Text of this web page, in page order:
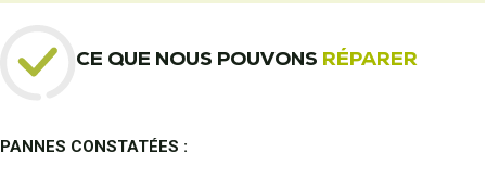
CE QUE NOUS POUVONS RÉPARER
PANNES CONSTATÉES :